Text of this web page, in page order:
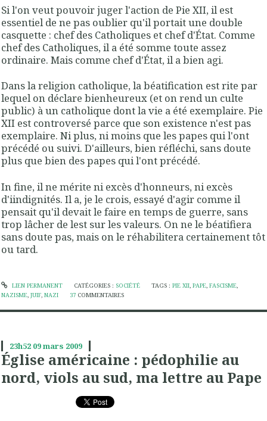
Si l'on veut pouvoir juger l'action de Pie XII, il est
essentiel de ne pas oublier qu'il portait une double
casquette : chef des Catholiques et chef d'État. Comme
chef des Catholiques, il a été somme toute assez
ordinaire. Mais comme chef d'État, il a bien agi.
Dans la religion catholique, la béatification est rite par
lequel on déclare bienheureux (et on rend un culte
public) à un catholique dont la vie a été exemplaire. Pie
XII est controversé parce que son existence n'est pas
exemplaire. Ni plus, ni moins que les papes qui l'ont
précédé ou suivi. D'ailleurs, bien réfléchi, sans doute
plus que bien des papes qui l'ont précédé.
In fine, il ne mérite ni excès d'honneurs, ni excès
d'iindignités. Il a, je le crois, essayé d'agir comme il
pensait qu'il devait le faire en temps de guerre, sans
trop lâcher de lest sur les valeurs. On ne le béatifiera
sans doute pas, mais on le réhabilitera certainement tôt
ou tard.
LIEN PERMANENT CATÉGORIES : SOCIÉTÉ TAGS :PIE XII,PAPE,FASCISME,
NAZISME, JUIF, NAZI 37 COMMENTAIRES
23h52 09mars 2009
Église américaine : pédophilie au
nord, viols au sud, ma lettre au Pape